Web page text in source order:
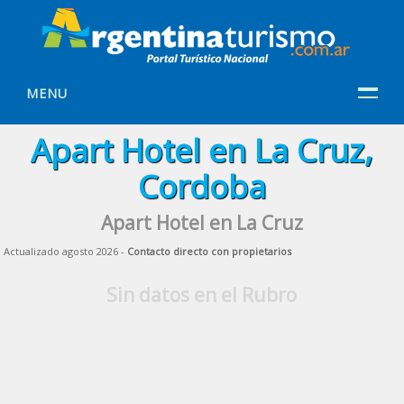
MENU
Apart Hotel en La Cruz,
Cordoba
Apart Hotel en La Cruz
Actualizado agosto 2026 - Contacto directo con propietarios
Sin datos en el Rubro